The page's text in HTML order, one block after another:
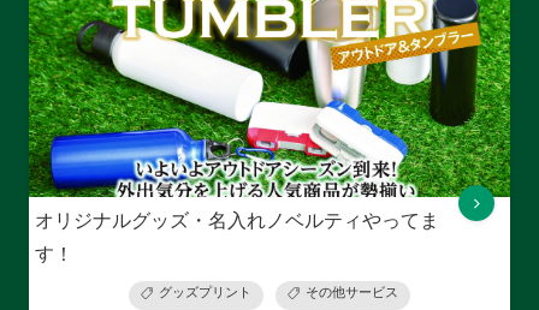
オリジナルグッズ・名入れノベルティやってま
す！
グッズプリント その他サービス